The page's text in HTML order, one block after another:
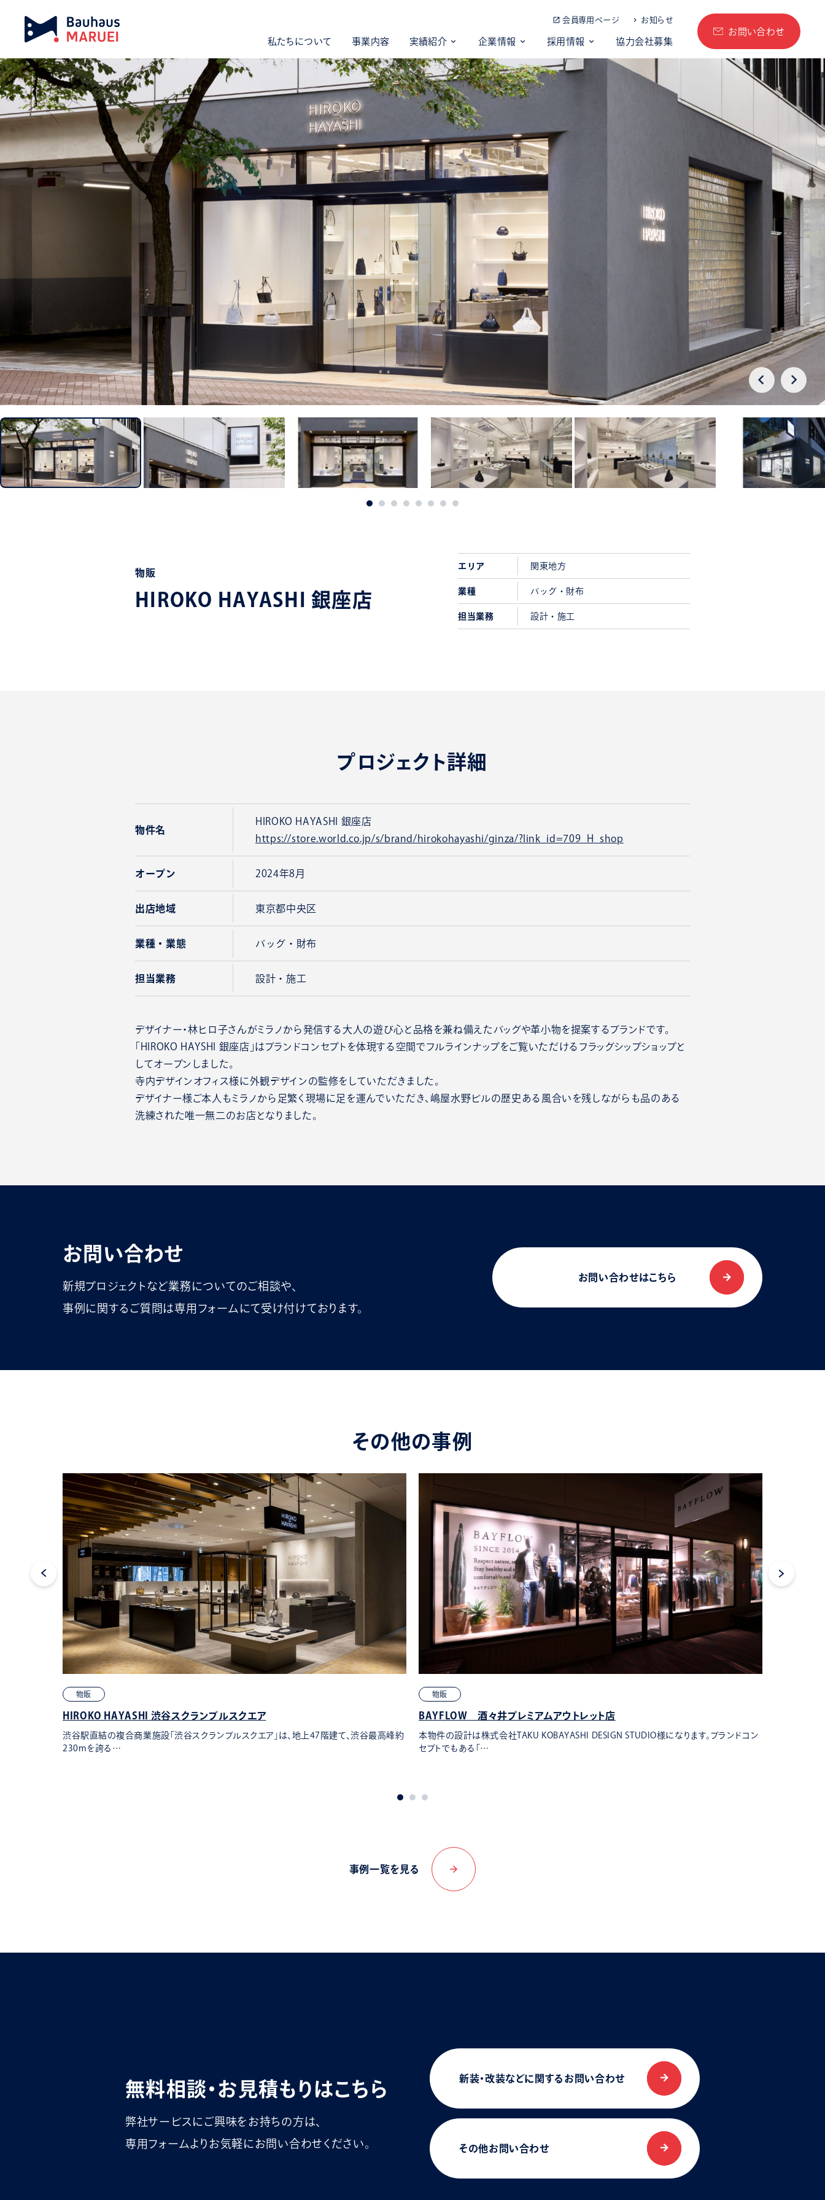
会員専用ページ お知らせ
私たちについて 事業内容 実績紹介 企業情報 採用情報 協力会社募集
お問い合わせ
物販
HIROKO HAYASHI 銀座店
エリア 関東地方
業種 バッグ・財布
担当業務 設計・施工
プロジェクト詳細
物件名
HIROKO HAYASHI 銀座店
https://store.world.co.jp/s/brand/hirokohayashi/ginza/?link_id=709_H_shop
オープン 2024年8月
出店地域 東京都中央区
業種・業態 バッグ・財布
担当業務 設計・施工
デザイナー・林ヒロ子さんがミラノから発信する大人の遊び心と品格を兼ね備えたバッグや革小物を提案するブランドです。
「HIROKO HAYSHI 銀座店」はブランドコンセプトを体現する空間でフルラインナップをご覧いただけるフラッグシップショップと
してオープンしました。
寺内デザインオフィス様に外観デザインの監修をしていただきました。
デザイナー様ご本人もミラノから足繁く現場に足を運んでいただき、嶋屋水野ビルの歴史ある風合いを残しながらも品のある
洗練された唯一無二のお店となりました。
お問い合わせ
新規プロジェクトなど業務についてのご相談や、
事例に関するご質問は専用フォームにて受け付けております。
お問い合わせはこちら
その他の事例
物販
HIROKO HAYASHI 渋谷スクランブルスクエア
渋谷駅直結の複合商業施設「渋谷スクランブルスクエア」は、地上47階建て、渋谷最高峰約
230mを誇る…
物販
BAYFLOW 酒々井プレミアムアウトレット店
本物件の設計は株式会社TAKU KOBAYASHI DESIGN STUDIO様になります。ブランドコン
セプトでもある「…
事例一覧を見る arrow_forward
無料相談・お見積もりはこちら
弊社サービスにご興味をお持ちの方は、
専用フォームよりお気軽にお問い合わせください。
新装・改装などに関する お問い合わせ
その他お問い合わせ